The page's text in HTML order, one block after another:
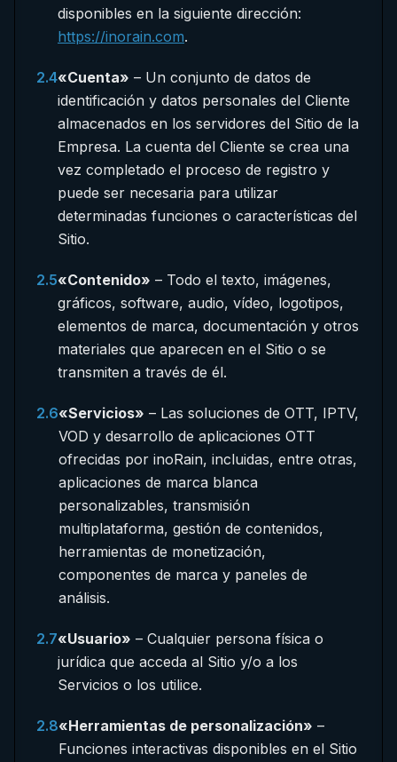
disponibles en la siguiente dirección:
https://inorain.com.
2.4«Cuenta» – Un conjunto de datos de
identificación y datos personales del Cliente
almacenados en los servidores del Sitio de la
Empresa. La cuenta del Cliente se crea una
vez completado el proceso de registro y
puede ser necesaria para utilizar
determinadas funciones o características del
Sitio.
2.5«Contenido» – Todo el texto, imágenes,
gráficos, software, audio, vídeo, logotipos,
elementos de marca, documentación y otros
materiales que aparecen en el Sitio o se
transmiten a través de él.
2.6«Servicios» – Las soluciones de OTT, IPTV,
VOD y desarrollo de aplicaciones OTT
ofrecidas por inoRain, incluidas, entre otras,
aplicaciones de marca blanca
personalizables, transmisión
multiplataforma, gestión de contenidos,
herramientas de monetización,
componentes de marca y paneles de
análisis.
2.7«Usuario» – Cualquier persona física o
jurídica que acceda al Sitio y/o a los
Servicios o los utilice.
2.8«Herramientas de personalización» –
Funciones interactivas disponibles en el Sitio